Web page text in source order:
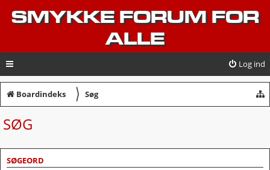
SMYKKE FORUM FOR
ALLE
Log ind
Boardindeks 〉 Søg
SØG
SØGEORD